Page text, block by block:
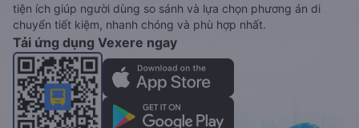
tiện ích giúp người dùng so sánh và lựa chọn phương án di
chuyển tiết kiệm, nhanh chóng và phù hợp nhất.
Tải ứng dụng Vexere ngay